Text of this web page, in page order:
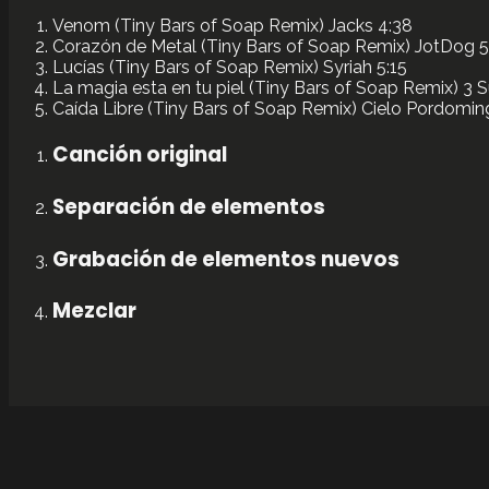
Venom (Tiny Bars of Soap Remix) Jacks 4:38
Corazón de Metal (Tiny Bars of Soap Remix) JotDog
Lucías (Tiny Bars of Soap Remix) Syriah 5:15
La magia esta en tu piel (Tiny Bars of Soap Remix) 3
Caída Libre (Tiny Bars of Soap Remix) Cielo
Canción original
Separación de elementos
Grabación de elementos nuevos
Mezclar